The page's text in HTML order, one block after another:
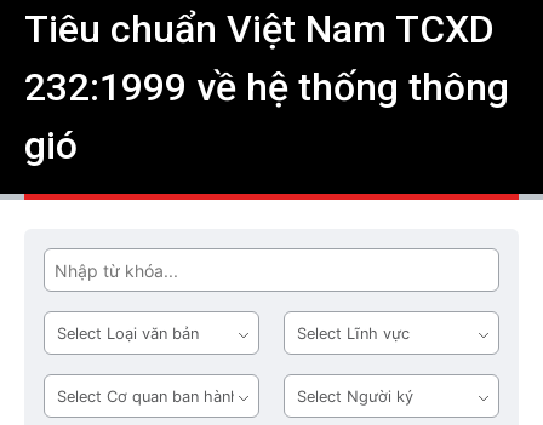
Tiêu chuẩn Việt Nam TCXD
232:1999 về hệ thống thông
gió
Tìm
Loại
văn
bản
Lĩnh
vực
Cơ
quan
Người
ký